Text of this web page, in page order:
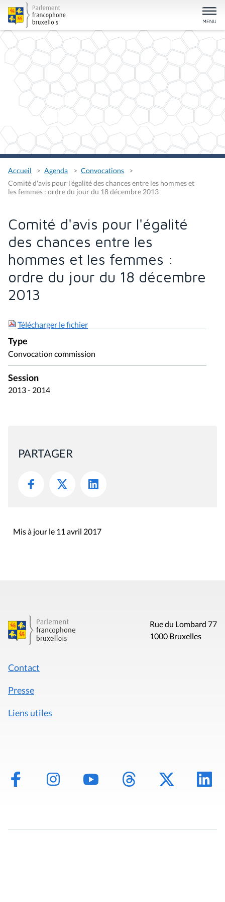
Accueil Agenda
Convocations
Comité d'avis pour l'égalité des chances entre les hommes et
les femmes : ordre du jour du 18 décembre 2013
Comité d'avis pour l'égalité
des chances entre les
hommes et les femmes :
ordre du jour du 18 décembre
2013
Télécharger le fichier
Type
Convocation commission
Session
2013 - 2014
PARTAGER
Mis à jour le 11 avril 2017
Rue du Lombard 77
1000 Bruxelles
Contact
Presse
Liens utiles